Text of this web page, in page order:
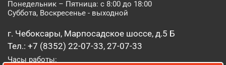
Понедельник – Пятница: с 8:00 до 18:00
Суббота, Воскресенье - выходной
г. Чебоксары, Марпосадское шоссе, д.5 Б
Тел.: +7 (8352) 22-07-33, 27-07-33
Часы работы: